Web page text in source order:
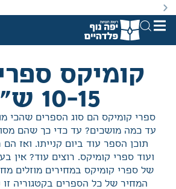
באתר מוצעים מוצרים
קומיקס
10-15 ש"ח
ספרי קומיקס הם סוג הספרים שהכי
עד כמה מושכים? עד כדי כך שהם
תוכן הספר עוד ביום קנייתו. ואז
ועוד ספרי קומיקס. רוצים עוד? אין
של ספרי קומיקס במחירים מוזלים